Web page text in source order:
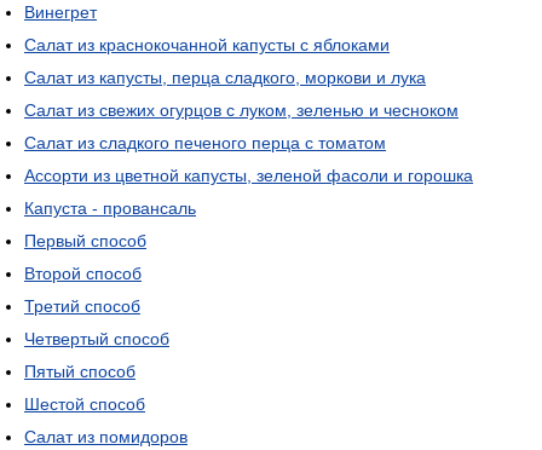
Винегрет
Салат из краснокочанной капусты с яблоками
Салат из капусты, перца сладкого, моркови и лука
Салат из свежих огурцов с луком, зеленью и чесноком
Салат из сладкого печеного перца с томатом
Ассорти из цветной капусты, зеленой фасоли и горошка
Капуста - провансаль
Первый способ
Второй способ
Третий способ
Четвертый способ
Пятый способ
Шестой способ
Салат из помидоров